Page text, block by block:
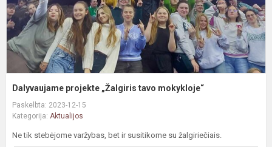
Dalyvaujame projekte „Žalgiris tavo mokykloje“
Paskelbta: 2023-12-15
Kategorija: Aktualijos
Ne tik stebėjome varžybas, bet ir susitikome su žalgiriečiais.